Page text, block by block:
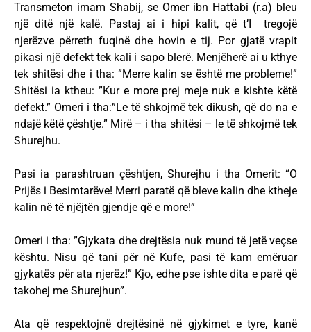
Transmeton imam Shabij, se Omer ibn Hattabi (r.a) bleu
një ditë një kalë. Pastaj ai i hipi kalit, që t’I tregojë
njerëzve përreth fuqinë dhe hovin e tij. Por gjatë vrapit
pikasi një defekt tek kali i sapo blerë. Menjëherë ai u kthye
tek shitësi dhe i tha: ”Merre kalin se është me probleme!”
Shitësi ia ktheu: ”Kur e more prej meje nuk e kishte këtë
defekt.” Omeri i tha:”Le të shkojmë tek dikush, që do na e
ndajë këtë çështje.” Mirë – i tha shitësi – le të shkojmë tek
Shurejhu.
Pasi ia parashtruan çështjen, Shurejhu i tha Omerit: “O
Prijës i Besimtarëve! Merri paratë që bleve kalin dhe ktheje
kalin në të njëjtën gjendje që e more!”
Omeri i tha: ”Gjykata dhe drejtësia nuk mund të jetë veçse
kështu. Nisu që tani për në Kufe, pasi të kam emëruar
gjykatës për ata njerëz!” Kjo, edhe pse ishte dita e parë që
takohej me Shurejhun”.
Ata që respektojnë drejtësinë në gjykimet e tyre, kanë